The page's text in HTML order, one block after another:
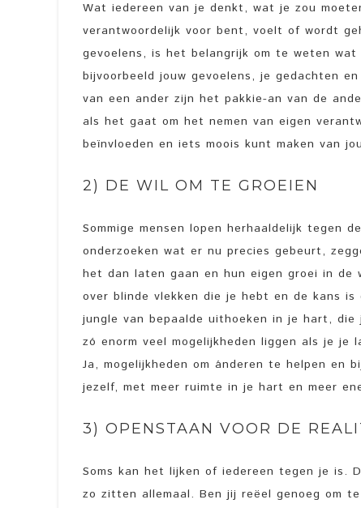
Wat iedereen van je denkt, wat je zou
verantwoordelijk voor bent, voelt of wordt
gevoelens, is het belangrijk om te weten wat
bijvoorbeeld jouw gevoelens, je gedachten
van een ander zijn het pakkie-an van de
als het gaat om het nemen van eigen
beïnvloeden en iets moois kunt maken van
2) DE WIL OM TE GROEIEN
Sommige mensen lopen herhaaldelijk tegen
onderzoeken wat er nu precies gebeurt,
het dan laten gaan en hun eigen groei in de
over blinde vlekken die je hebt en de kans
jungle van bepaalde uithoeken in je hart,
zó enorm veel mogelijkheden liggen als je je
Ja, mogelijkheden om ánderen te helpen en
jezelf, met meer ruimte in je hart en meer
3) OPENSTAAN VOOR DE
Soms kan het lijken of iedereen tegen je is.
zo zitten allemaal. Ben jij reëel genoeg om